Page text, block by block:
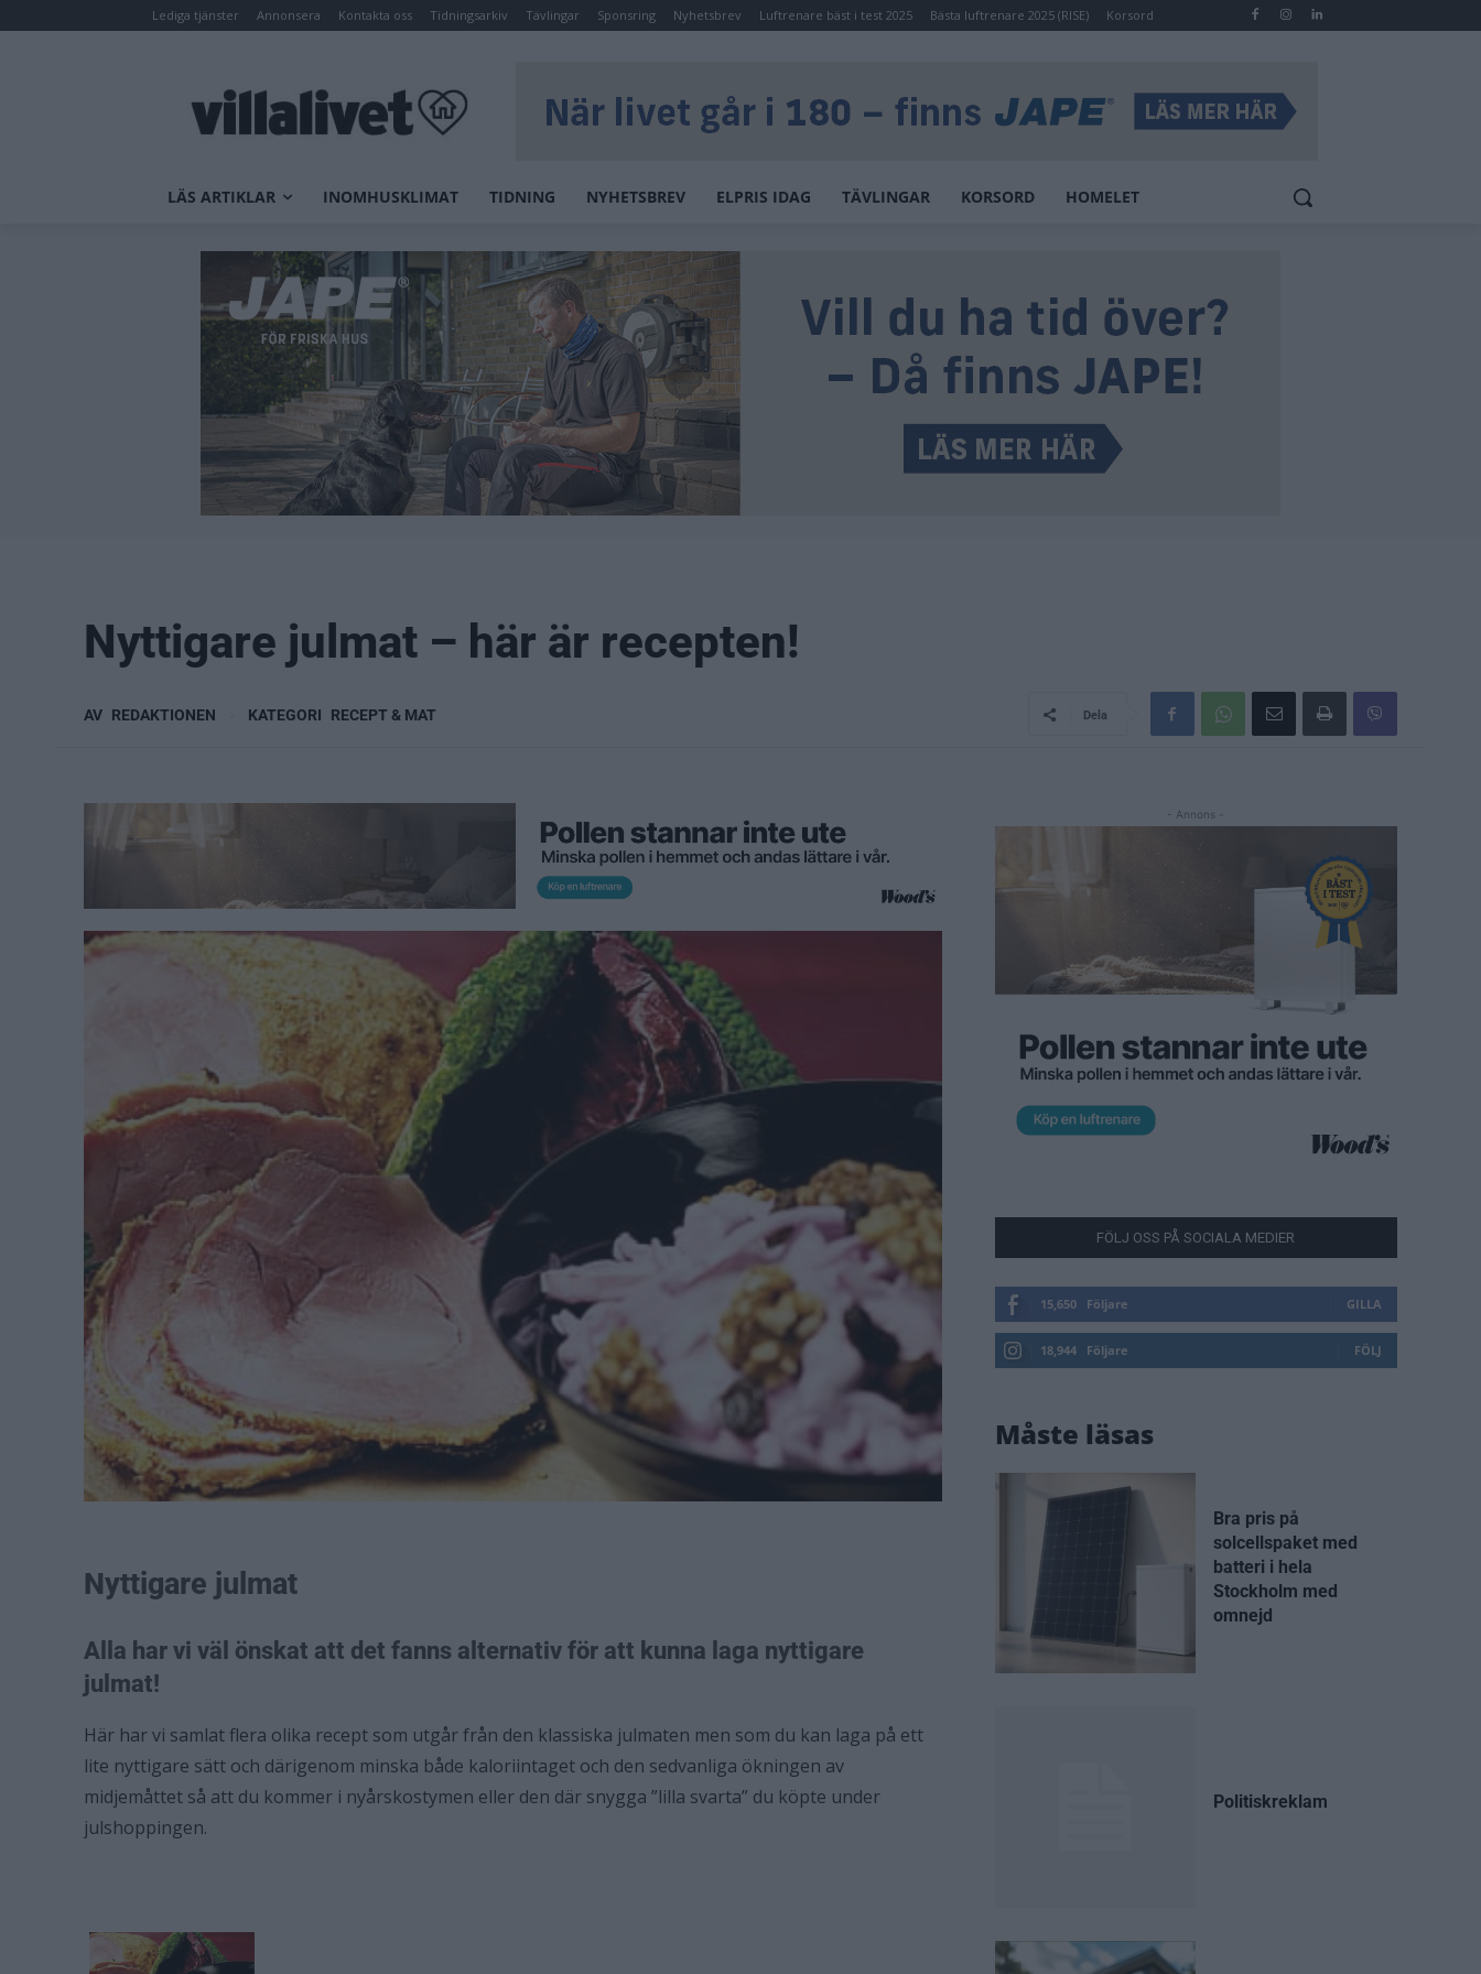
Lediga tjänster Annonsera Kontakta oss Tidningsarkiv Tävlingar Sponsring Nyhetsbrev Luftrenare bäst i test 2025 Bästa luftrenare 2025 (RISE) Korsord
LÄS ARTIKLAR INOMHUSKLIMAT TIDNING NYHETSBREV ELPRIS IDAG TÄVLINGAR KORSORD HOMELET
Nyttigare julmat – här är recepten!
AV REDAKTIONEN KATEGORI RECEPT & MAT Dela
Nyttigare julmat
Alla har vi väl önskat att det fanns alternativ för att kunna laga nyttigare
julmat!
Här har vi samlat flera olika recept som utgår från den klassiska julmaten men som du kan laga på ett
lite nyttigare sätt och därigenom minska både kaloriintaget och den sedvanliga ökningen av
midjemåttet så att du kommer i nyårskostymen eller den där snygga ”lilla svarta” du köpte under
julshoppingen.
- Annons -
FÖLJ OSS PÅ SOCIALA MEDIER
15,650 Följare GILLA
18,944 Följare FÖLJ
Måste läsas
Bra pris på
solcellspaket med
batteri i hela
Stockholm med
omnejd
Politiskreklam